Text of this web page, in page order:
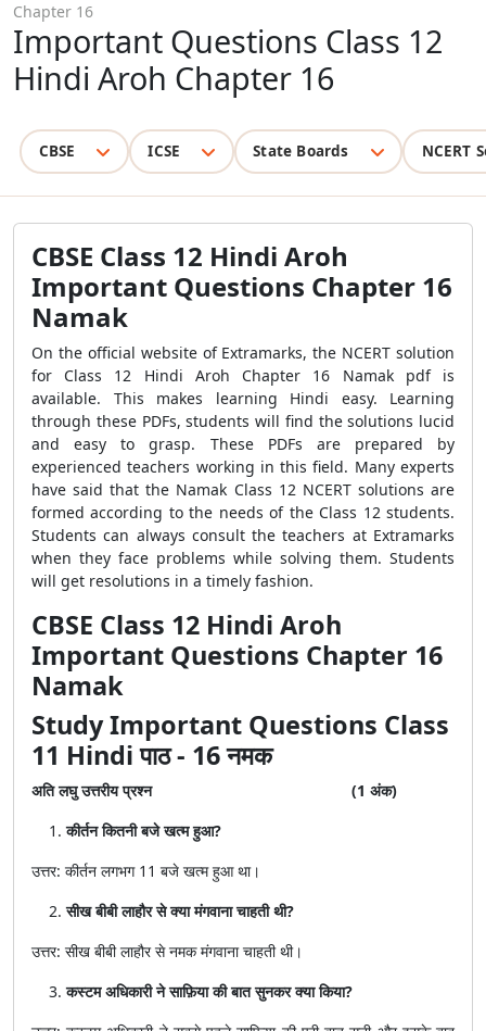
Chapter 16
Important Questions Class 12
Hindi Aroh Chapter 16
CBSE ICSE State Boards NCERT
CBSE Class 12 Hindi Aroh
Important Questions Chapter 16
Namak
On the official website of Extramarks, the NCERT solution
for Class 12 Hindi Aroh Chapter 16 Namak pdf is
available. This makes learning Hindi easy. Learning
through these PDFs, students will find the solutions lucid
and easy to grasp. These PDFs are prepared by
experienced teachers working in this field. Many experts
have said that the Namak Class 12 NCERT solutions are
formed according to the needs of the Class 12 students.
Students can always consult the teachers at Extramarks
when they face problems while solving them. Students
will get resolutions in a timely fashion.
CBSE Class 12 Hindi Aroh
Important Questions Chapter 16
Namak
Study Important Questions Class
11 Hindi पाठ - 16 नमक
अति लघु उत्तरीय प्रश्न (1 अंक)
कीर्तन कितनी बजे खत्म हुआ?
उत्तर: कीर्तन लगभग 11 बजे खत्म हुआ था।
सीख बीबी लाहौर से क्या मंगवाना चाहती थी?
उत्तर: सीख बीबी लाहौर से नमक मंगवाना चाहती थी।
कस्टम अधिकारी ने साफ़िया की बात सुनकर क्या किया?